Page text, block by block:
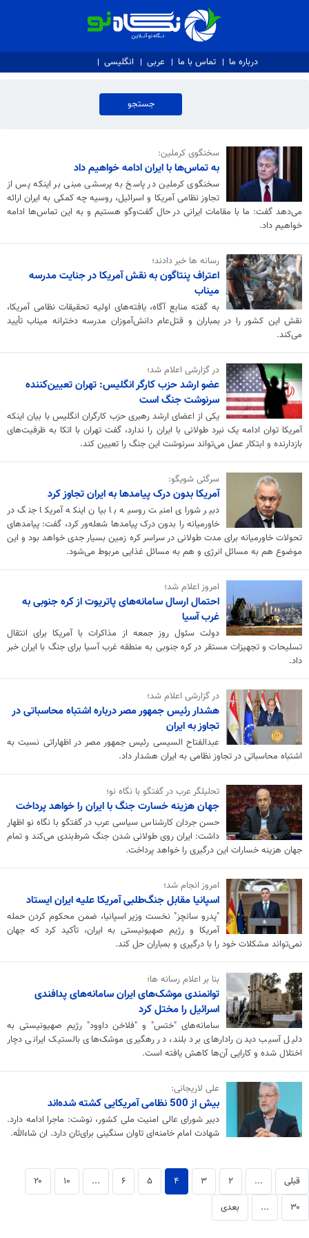
نگاه نو
درباره ما تماس با ما عربی انگلیسی
سخنگوی کرملین:
به تماس‌ها با ایران ادامه خواهیم داد
سخنگوی کرملین در پاسخ به پرسشی مبنی بر اینکه پس از
تجاوز نظامی آمریکا و اسرائیل، روسیه چه کمکی به ایران ارائه
می‌دهد گفت: ما با مقامات ایرانی در حال گفت‌وگو هستیم و به این تماس‌ها ادامه
خواهیم داد.
رسانه ها خبر دادند؛
اعتراف پنتاگون به نقش آمریکا در جنایت مدرسه
میناب
به گفته منابع آگاه، یافته‌های اولیه تحقیقات نظامی آمریکا،
نقش این کشور را در بمباران و قتل‌عام دانش‌آموزان مدرسه دخترانه میناب تأیید
می‌کند.
در گزارشی اعلام شد؛
عضو ارشد حزب کارگر انگلیس: تهران تعیین‌کننده
سرنوشت جنگ است
یکی از اعضای ارشد رهبری حزب کارگران انگلیس با بیان اینکه
آمریکا توان ادامه یک نبرد طولانی با ایران را ندارد، گفت تهران با اتکا به ظرفیت‌های
بازدارنده و ابتکار عمل می‌تواند سرنوشت این جنگ را تعیین کند.
سرگئی شویگو:
آمریکا بدون درک پیامدها به ایران تجاوز کرد
دبیر شورای امنیت روسیه با بیان اینکه آمریکا جنگ در
خاورمیانه را بدون درک پیامدها شعله‌ور کرد، گفت: پیامدهای
تحولات خاورمیانه برای مدت طولانی در سراسر کره زمین بسیار جدی خواهد بود و این
موضوع هم به مسائل انرژی و هم به مسائل غذایی مربوط می‌شود.
امروز اعلام شد؛
احتمال ارسال سامانه‌های پاتریوت از کره جنوبی به
غرب آسیا
دولت سئول روز جمعه از مذاکرات با آمریکا برای انتقال
تسلیحات و تجهیزات مستقر در کره جنوبی به منطقه غرب آسیا برای جنگ با ایران خبر
داد.
در گزارشی اعلام شد؛
هشدار رئیس جمهور مصر درباره اشتباه محاسباتی در
تجاوز به ایران
عبدالفتاح السیسی رئیس جمهور مصر در اظهاراتی نسبت به
اشتباه محاسباتی در تجاوز نظامی به ایران هشدار داد.
تحلیلگر عرب در گفتگو با نگاه نو؛
جهان هزینه خسارت جنگ با ایران را خواهد پرداخت
حسن جردان کارشناس سیاسی عرب در گفتگو با نگاه نو اظهار
داشت: ایران روی طولانی شدن جنگ شرط‌بندی می‌کند و تمام
جهان هزینه خسارات این درگیری را خواهد پرداخت.
امروز انجام شد؛
اسپانیا مقابل جنگ‌طلبی آمریکا علیه ایران ایستاد
"پدرو سانچز" نخست وزیر اسپانیا، ضمن محکوم کردن حمله
آمریکا و رژیم صهیونیستی به ایران، تأکید کرد که جهان
نمی‌تواند مشکلات خود را با درگیری و بمباران حل کند.
بنا بر اعلام رسانه ها؛
توانمندی موشک‌های ایران سامانه‌های پدافندی
اسرائیل را مختل کرد
سامانه‌های "ختس" و "فلاخن داوود" رژیم صهیونیستی به
دلیل آسیب دیدن رادارهای برد بلند، در رهگیری موشک‌های بالستیک ایرانی دچار
اختلال شده و کارایی آن‌ها کاهش یافته است.
علی لاریجانی:
بیش از 500 نظامی آمریکایی کشته شده‌اند
دبیر شورای عالی امنیت ملی کشور، نوشت: ماجرا ادامه دارد.
شهادت امام خامنه‌ای تاوان سنگینی برای‌تان دارد. ان شاءالله.
قبلی ... ۲ ۳ ۴ ۵ ۶ ... ۱۰
۲۰
۳۰
... بعدی